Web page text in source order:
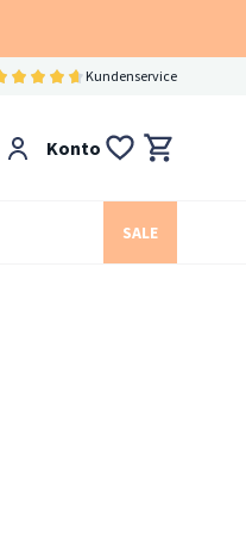
Kundenservice
Konto
SALE